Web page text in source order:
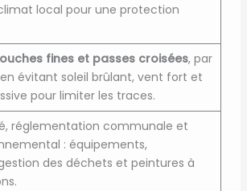
local pour une protection
fines et passes croisées, par
évitant soleil brûlant, vent fort et
pour limiter les traces.
réglementation communale et
: équipements,
des déchets et peintures à